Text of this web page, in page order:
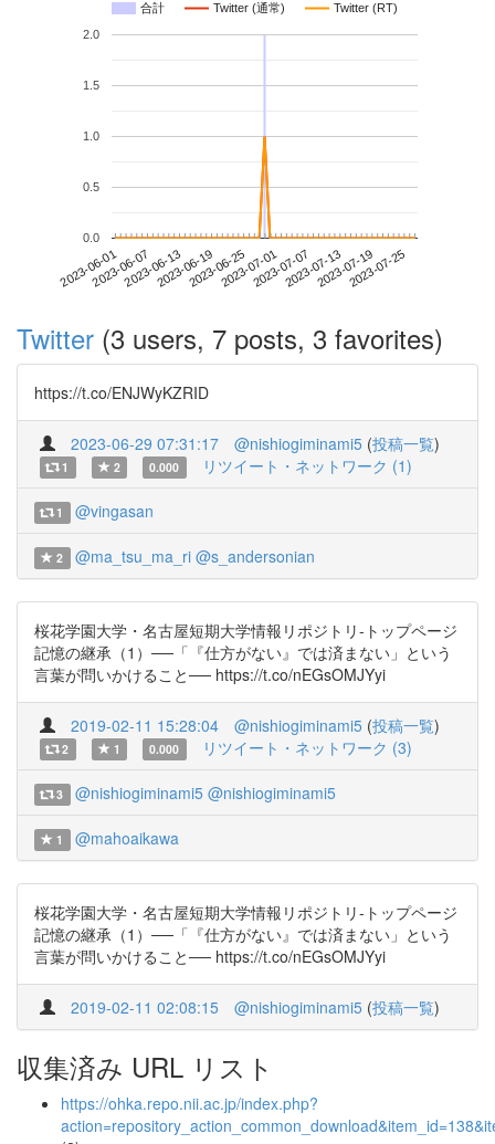
合計 Twitter (通常) Twitter (RT)
2023-06-012023-06-072023-06-132023-06-192023-06-252023-07-012023-07-072023-07-132023-07-192023-07-25
0.0
0.5
1.0
1.5
2.0
Twitter (3 users, 7 posts, 3 favorites)
https://t.co/ENJWyKZRID
2023-06-29 07:31:17 @nishiogiminami5 (投稿一覧)
1 2 0.000 リツイート・ネットワーク (1)
1 @vingasan
2 @ma_tsu_ma_ri @s_andersonian
桜花学園大学・名古屋短期大学情報リポジトリ-トップページ
記憶の継承（1）──「『仕方がない』では済まない」という
言葉が問いかけること── https://t.co/nEGsOMJYyi
2019-02-11 15:28:04 @nishiogiminami5 (投稿一覧)
2 1 0.000 リツイート・ネットワーク (3)
3 @nishiogiminami5 @nishiogiminami5
1 @mahoaikawa
桜花学園大学・名古屋短期大学情報リポジトリ-トップページ
記憶の継承（1）──「『仕方がない』では済まない」という
言葉が問いかけること── https://t.co/nEGsOMJYyi
2019-02-11 02:08:15 @nishiogiminami5 (投稿一覧)
収集済み URL リスト
https://ohka.repo.nii.ac.jp/index.php?